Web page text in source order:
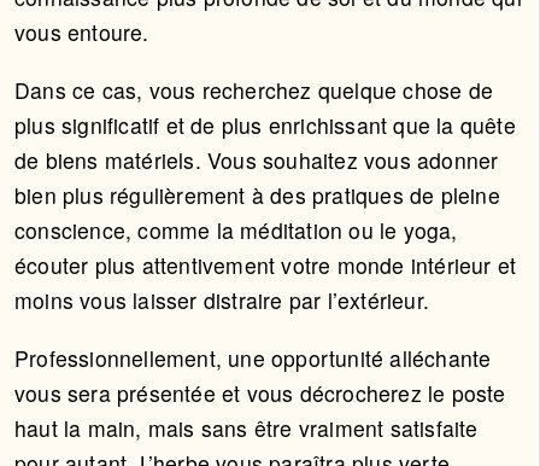
vous entoure.
Dans ce cas, vous recherchez quelque chose de
plus significatif et de plus enrichissant que la quête
de biens matériels. Vous souhaitez vous adonner
bien plus régulièrement à des pratiques de pleine
conscience, comme la méditation ou le yoga,
écouter plus attentivement votre monde intérieur et
moins vous laisser distraire par l’extérieur.
Professionnellement, une opportunité alléchante
vous sera présentée et vous décrocherez le poste
haut la main, mais sans être vraiment satisfaite